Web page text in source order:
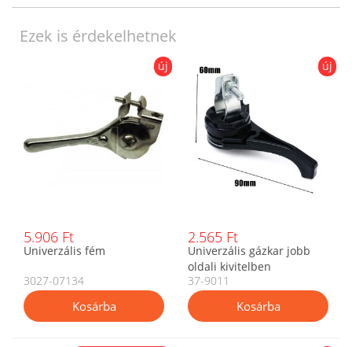
Ezek is érdekelhetnek
új
5.906 Ft
Univerzális fém
3027-07134
új
2.565 Ft
Univerzális gázkar jobb
oldali kivitelben
37-9011